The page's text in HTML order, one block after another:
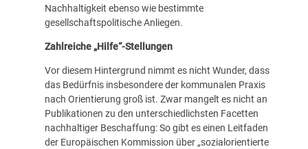
Nachhaltigkeit ebenso wie bestimmte
gesellschaftspolitische Anliegen.
Zahlreiche „Hilfe“-Stellungen
Vor diesem Hintergrund nimmt es nicht Wunder, dass
das Bedürfnis insbesondere der kommunalen Praxis
nach Orientierung groß ist. Zwar mangelt es nicht an
Publikationen zu den unterschiedlichsten Facetten
nachhaltiger Beschaffung: So gibt es einen Leitfaden
der Europäischen Kommission über „sozialorientierte